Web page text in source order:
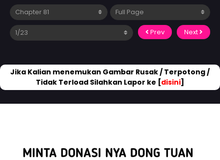
Prev Next
Jika Kalian menemukan Gambar Rusak / Terpotong /
Tidak Terload Silahkan Lapor ke [disini]